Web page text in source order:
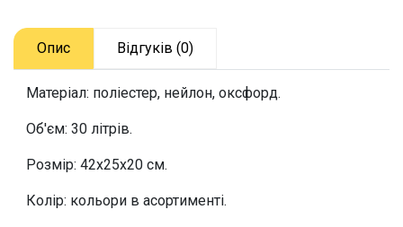
Опис Відгуків (0)
Матеріал: поліестер, нейлон, оксфорд.
Об'єм: 30 літрів.
Розмір: 42x25x20 см.
Колір: кольори в асортименті.